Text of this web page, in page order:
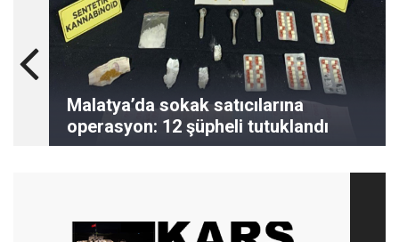
Malatya’da sokak satıcılarına
operasyon: 12 şüpheli tutuklandı